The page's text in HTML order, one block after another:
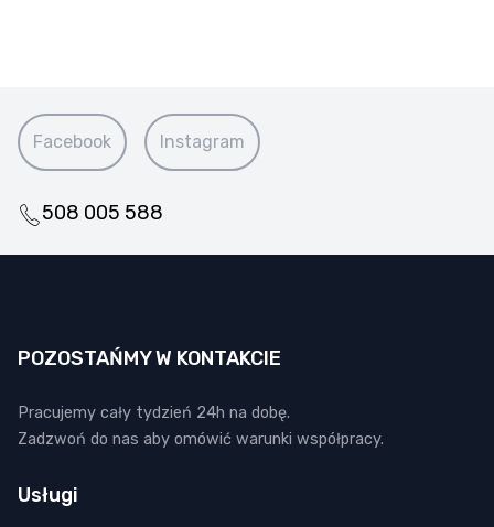
Facebook Instagram
508 005 588
POZOSTAŃMY W KONTAKCIE
Pracujemy cały tydzień 24h na dobę.
Zadzwoń do nas aby omówić warunki współpracy.
Usługi